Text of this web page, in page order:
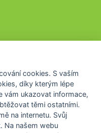
cookies. S vaším
díky kterým lépe
vám ukazovat informace,
těmi ostatními.
na internetu. Svůj
Na našem webu